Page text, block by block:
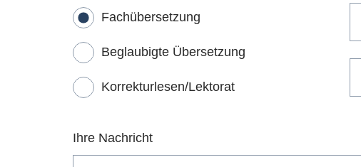
Fachübersetzung
Beglaubigte Übersetzung
Korrekturlesen/Lektorat
Ihre Nachricht